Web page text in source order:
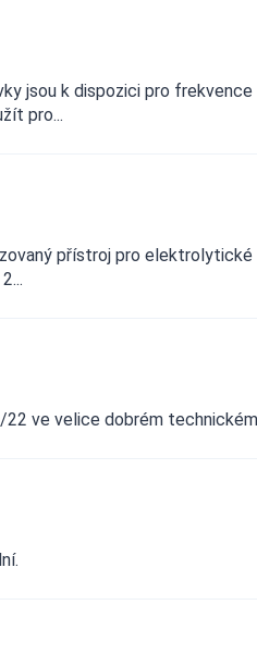
jsou k dispozici pro frekvence
pro...
přístroj pro
22 ve velice dobrém